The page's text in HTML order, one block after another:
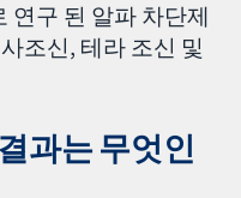
연구 된 알파 차단제
조신, 테라 조신 및
과는 무엇인